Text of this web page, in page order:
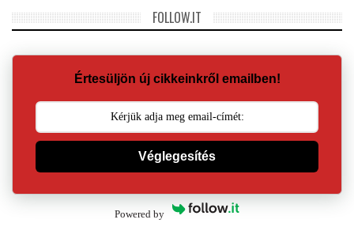
FOLLOW.IT
Értesüljön új cikkeinkről emailben!
Véglegesítés
Powered by